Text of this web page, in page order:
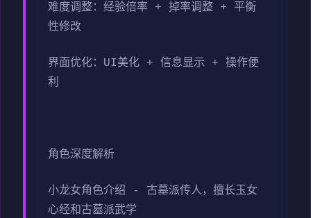
难度调整：经验倍率 + 掉率调整 + 平衡
性修改
界面优化：UI美化 + 信息显示 + 操作便
利
角色深度解析
小龙女角色介绍 - 古墓派传人，擅长玉女
心经和古墓派武学